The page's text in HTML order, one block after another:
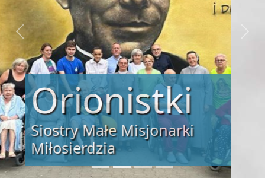
„Tylko miłość zbawi świat”
św. Alojzy Orione
Previous